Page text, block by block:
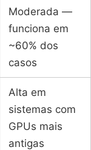
Moderada —
funciona em
~60% dos
casos
Alta em
sistemas com
GPUs mais
antigas